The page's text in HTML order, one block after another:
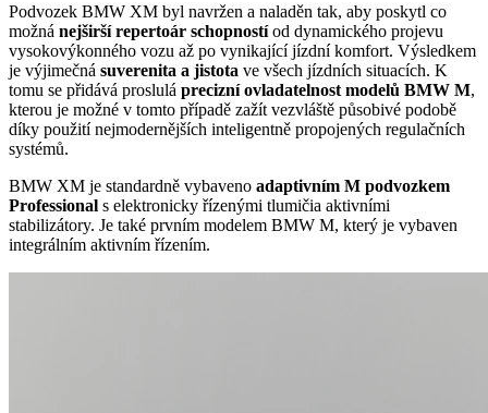
Podvozek BMW XM byl navržen a naladěn tak, aby poskytl co
možná nejširší repertoár schopnostíod dynamického projevu
vysokovýkonného vozu až po vynikající jízdní komfort. Výsledkem
je výjimečná suverenita a jistota ve všech jízdních situacích. K
tomu se přidává proslulá precizní ovladatelnost modelů BMW M,
kterou je možné v tomto případě zažít vezvláště působivé podobě
díky použití nejmodernějších inteligentně propojených regulačních
systémů.
BMW XM je standardně vybaveno adaptivním M podvozkem
Professional s elektronicky řízenými tlumičia aktivními
stabilizátory. Je také prvním modelem BMW M, který je vybaven
integrálním aktivním řízením.